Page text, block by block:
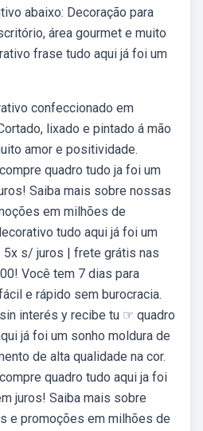
abaixo: Decoração para
área gourmet e muito
frase tudo aqui já foi um
confeccionado em
lixado e pintado á mão
amor e positividade.
quadro tudo ja foi um
Saiba mais sobre nossas
em milhões de
tudo aqui já foi um
5x s/ juros | frete grátis nas
Você tem 7 dias para
e rápido sem burocracia.
interés y recibe tu ☞ quadro
já foi um sonho moldura de
de alta qualidade na cor.
quadro tudo aqui ja foi
juros! Saiba mais sobre
e promoções em milhões de